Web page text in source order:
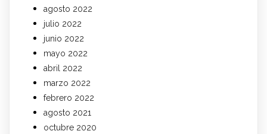
agosto 2022
julio 2022
junio 2022
mayo 2022
abril 2022
marzo 2022
febrero 2022
agosto 2021
octubre 2020